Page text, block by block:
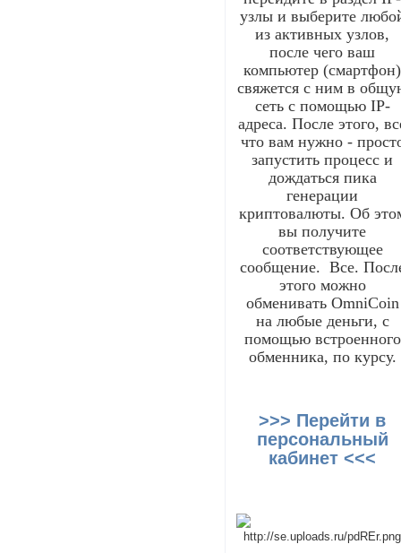
узлы и выберите
из активных узлов,
после чего ваш
компьютер (смартфон)
свяжется с ним в
сеть с помощью IP-
адреса. После этого,
что вам нужно -
запустить процесс и
дождаться пика
генерации
криптовалюты. Об
вы получите
соответствующее
сообщение. Все.
этого можно
обменивать OmniCoin
на любые деньги, с
помощью встроенного
обменника, по курсу.
>>> Перейти в
персональный
кабинет <<<